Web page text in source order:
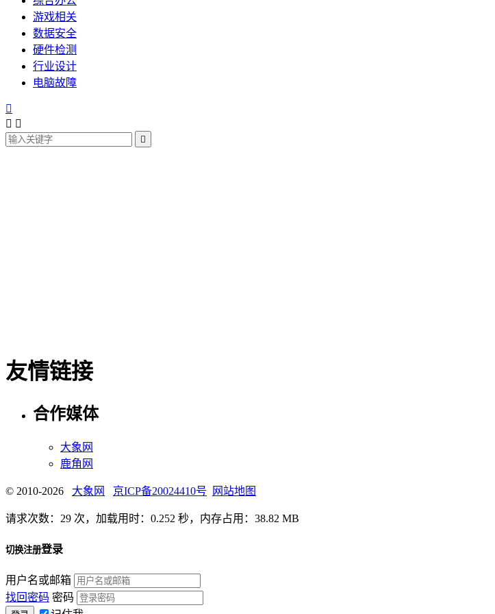
游戏相关
数据安全
硬件检测
行业设计
电脑故障

 

友情链接
合作媒体
大象网
鹿角网
© 2010-2026 大象网 京ICP备20024410号 网站地图
请求次数：29 次，加载用时：0.252 秒，内存占用：38.82 MB
切换注册登录
用户名或邮箱
找回密码 密码